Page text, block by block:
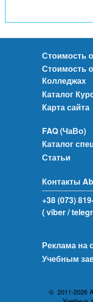
Стоимость
Стоимость
Колледжах
Каталог
Карта сайта
FAQ (ЧаВо)
Каталог
Статьи
Контакты
+38 (073)
( viber/
Реклама на
Учебным
© 2011-2026